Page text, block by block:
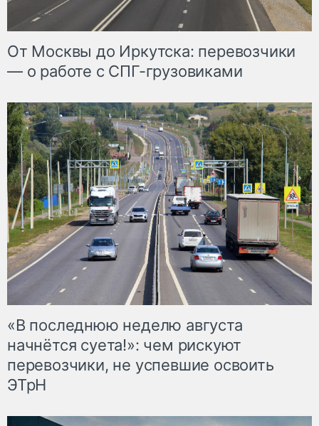
От Москвы до Иркутска: перевозчики
— о работе с СПГ-грузовиками
«В последнюю неделю августа
начнётся суета!»: чем рискуют
перевозчики, не успевшие освоить
ЭТрН